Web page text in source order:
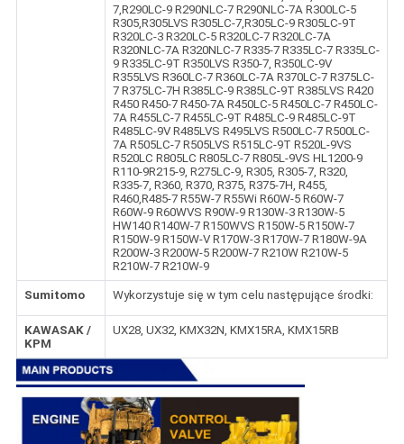
7,R290LC-9 R290NLC-7 R290NLC-7A R300LC-5
R305,R305LVS R305LC-7,R305LC-9 R305LC-9T
R320LC-3 R320LC-5 R320LC-7 R320LC-7A
R320NLC-7A R320NLC-7 R335-7 R335LC-7 R335LC-
9 R335LC-9T R350LVS R350-7, R350LC-9V
R355LVS R360LC-7 R360LC-7A R370LC-7 R375LC-
7 R375LC-7H R385LC-9 R385LC-9T R385LVS R420
R450 R450-7 R450-7A R450LC-5 R450LC-7 R450LC-
7A R455LC-7 R455LC-9T R485LC-9 R485LC-9T
R485LC-9V R485LVS R495LVS R500LC-7 R500LC-
7A R505LC-7 R505LVS R515LC-9T R520L-9VS
R520LC R805LC R805LC-7 R805L-9VS HL1200-9
R110-9R215-9, R275LC-9, R305, R305-7, R320,
R335-7, R360, R370, R375, R375-7H, R455,
R460,R485-7 R55W-7 R55Wi R60W-5 R60W-7
R60W-9 R60WVS R90W-9 R130W-3 R130W-5
HW140 R140W-7 R150WVS R150W-5 R150W-7
R150W-9 R150W-V R170W-3 R170W-7 R180W-9A
R200W-3 R200W-5 R200W-7 R210W R210W-5
R210W-7 R210W-9
Sumitomo Wykorzystuje się w tym celu następujące środki:
KAWASAK /
KPM
UX28, UX32, KMX32N, KMX15RA, KMX15RB